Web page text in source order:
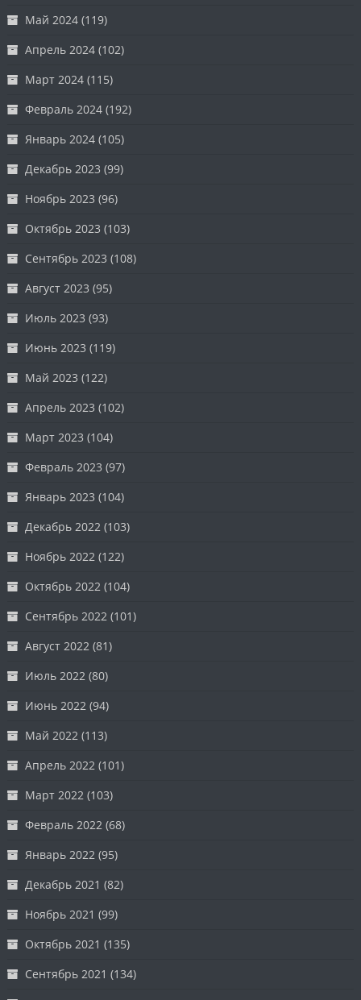
Май 2024 (119)
Апрель 2024 (102)
Март 2024 (115)
Февраль 2024 (192)
Январь 2024 (105)
Декабрь 2023 (99)
Ноябрь 2023 (96)
Октябрь 2023 (103)
Сентябрь 2023 (108)
Август 2023 (95)
Июль 2023 (93)
Июнь 2023 (119)
Май 2023 (122)
Апрель 2023 (102)
Март 2023 (104)
Февраль 2023 (97)
Январь 2023 (104)
Декабрь 2022 (103)
Ноябрь 2022 (122)
Октябрь 2022 (104)
Сентябрь 2022 (101)
Август 2022 (81)
Июль 2022 (80)
Июнь 2022 (94)
Май 2022 (113)
Апрель 2022 (101)
Март 2022 (103)
Февраль 2022 (68)
Январь 2022 (95)
Декабрь 2021 (82)
Ноябрь 2021 (99)
Октябрь 2021 (135)
Сентябрь 2021 (134)